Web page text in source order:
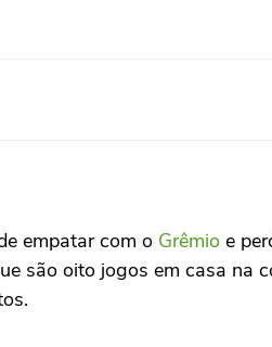
empatar com o Grêmio e
são oito jogos em casa na